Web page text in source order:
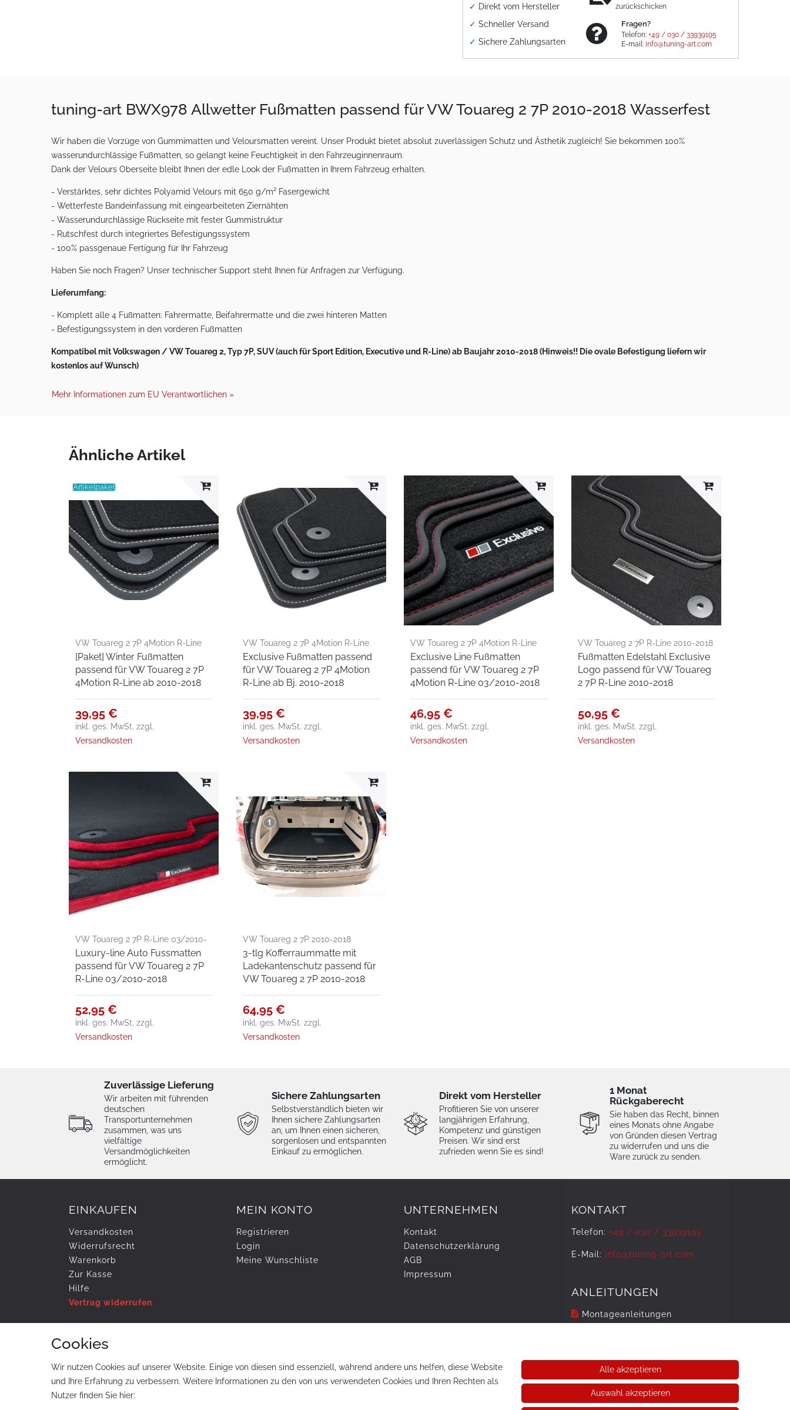
✓ Direkt vom Hersteller
✓ Schneller Versand
✓ Sichere Zahlungsarten
zurückschicken
Fragen?
Telefon:+49 / 030 / 33939195
E-mail:info@tuning-art.com
tuning-art BWX978 Allwetter Fußmatten passend für VW Touareg 2 7P 2010-2018 Wasserfest
Wir haben die Vorzüge von Gummimatten und Veloursmatten vereint. Unser Produkt bietet absolut zuverlässigen Schutz und Ästhetik zugleich! Sie bekommen 100%
wasserundurchlässige Fußmatten, so gelangt keine Feuchtigkeit in den Fahrzeuginnenraum.
Dank der Velours Oberseite bleibt Ihnen der edle Look der Fußmatten in Ihrem Fahrzeug erhalten.
- Verstärktes, sehr dichtes Polyamid Velours mit 650 g/m² Fasergewicht
- Wetterfeste Bandeinfassung mit eingearbeiteten Ziernähten
- Wasserundurchlässige Rückseite mit fester Gummistruktur
- Rutschfest durch integriertes Befestigungssystem
- 100% passgenaue Fertigung für Ihr Fahrzeug
Haben Sie noch Fragen? Unser technischer Support steht Ihnen für Anfragen zur Verfügung.
Lieferumfang:
- Komplett alle 4 Fußmatten: Fahrermatte, Beifahrermatte und die zwei hinteren Matten
- Befestigungssystem in den vorderen Fußmatten
Kompatibel mit Volkswagen / VW Touareg 2, Typ 7P, SUV (auch für Sport Edition, Executive und R-Line) ab Baujahr 2010-2018 (Hinweis!! Die ovale Befestigung liefern wir
kostenlos auf Wunsch)
Mehr Informationen zum EU Verantwortlichen »
Ähnliche Artikel
Artikelpaket
VW Touareg 2 7P 4Motion R-Line
ab 2010-2018
[Paket] Winter Fußmatten
passend für VW Touareg 2 7P
4Motion R-Line ab 2010-2018
39,95 €
inkl. ges. MwSt. zzgl.
Versandkosten
VW Touareg 2 7P 4Motion R-Line
ab Bj. 2010-2018
Exclusive Fußmatten passend
für VW Touareg 2 7P 4Motion
R-Line ab Bj. 2010-2018
39,95 €
inkl. ges. MwSt. zzgl.
Versandkosten
VW Touareg 2 7P 4Motion R-Line
03/2010-2018
Exclusive Line Fußmatten
passend für VW Touareg 2 7P
4Motion R-Line 03/2010-2018
46,95 €
inkl. ges. MwSt. zzgl.
Versandkosten
VW Touareg 2 7P R-Line 2010-2018
Fußmatten Edelstahl Exclusive
Logo passend für VW Touareg
2 7P R-Line 2010-2018
50,95 €
inkl. ges. MwSt. zzgl.
Versandkosten
VW Touareg 2 7P R-Line 03/2010-
2018
Luxury-line Auto Fussmatten
passend für VW Touareg 2 7P
R-Line 03/2010-2018
52,95 €
inkl. ges. MwSt. zzgl.
Versandkosten
VW Touareg 2 7P 2010-2018
3-tlg Kofferraummatte mit
Ladekantenschutz passend für
VW Touareg 2 7P 2010-2018
64,95 €
inkl. ges. MwSt. zzgl.
Versandkosten
Zuverlässige Lieferung
Wir arbeiten mit führenden
deutschen
Transportunternehmen
zusammen, was uns
vielfältige
Versandmöglichkeiten
ermöglicht.
Sichere Zahlungsarten
Selbstverständlich bieten wir
Ihnen sichere Zahlungsarten
an, um Ihnen einen sicheren,
sorgenlosen und entspannten
Einkauf zu ermöglichen.
Direkt vom Hersteller
Profitieren Sie von unserer
langjährigen Erfahrung,
Kompetenz und günstigen
Preisen. Wir sind erst
zufrieden wenn Sie es sind!
1 Monat
Rückgaberecht
Sie haben das Recht, binnen
eines Monats ohne Angabe
von Gründen diesen Vertrag
zu widerrufen und uns die
Ware zurück zu senden.
EINKAUFEN
Versandkosten
Widerrufs­recht
Warenkorb
Zur Kasse
Hilfe
Vertrag widerrufen
MEIN KONTO
Registrieren
Login
Meine Wunschliste
UNTERNEHMEN
Kontakt
Daten­schutz­erklärung
AGB
Impressum
ZAHLUNG & VERSAND
KONTAKT
Telefon: +49 / 030 / 33939195
E-Mail: info@tuning-art.com
ANLEITUNGEN
Montageanleitungen
Cookies
Wir nutzen Cookies auf unserer Website. Einige von diesen sind essenziell, während andere uns helfen, diese Website
und Ihre Erfahrung zu verbessern. Weitere Informationen zu den von uns verwendeten Cookies und Ihren Rechten als
Nutzer finden Sie hier:
Alle akzeptieren
Auswahl akzeptieren